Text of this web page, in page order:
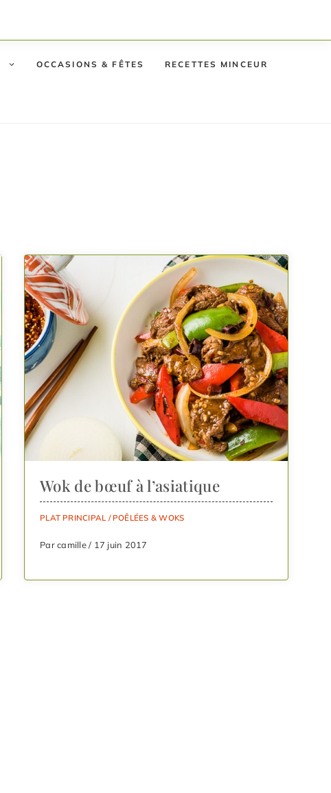
OCCASIONS & FÊTES RECETTES MINCEUR
Wok de bœuf à l’asiatique
PLAT PRINCIPAL/ POÊLÉES & WOKS
Par camille / 17 juin 2017